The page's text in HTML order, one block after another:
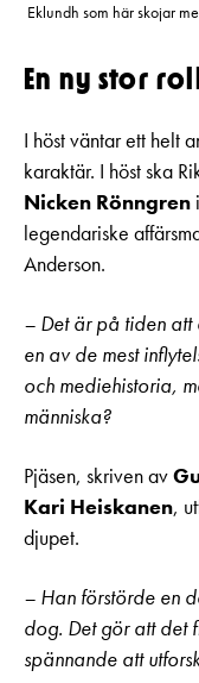
Eklundh som här skojar
En ny stor
I höst väntar ett helt
karaktär. I höst ska
Nicken Rönngren i
legendariske
Anderson.
– Det är på tiden att
en av de mest
och mediehistoria,
människa?
Pjäsen, skriven av
Kari Heiskanen,
djupet.
– Han förstörde en
dog. Det gör att det
spännande att